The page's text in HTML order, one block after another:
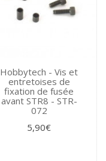
Hobbytech - Vis et
entretoises de
fixation de fusée
avant STR8 - STR-
072
5,90€